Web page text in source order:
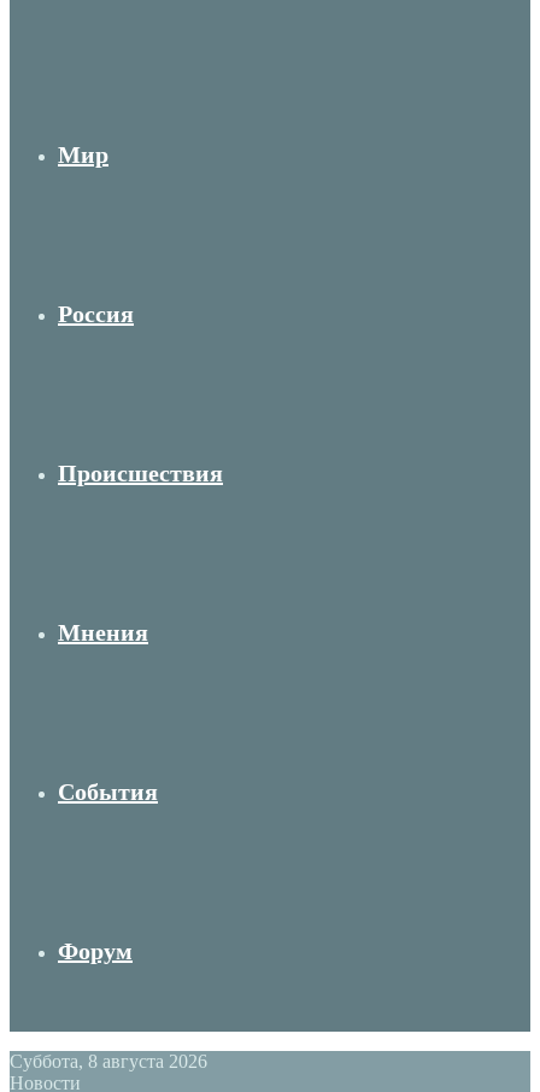
Мир
Россия
Происшествия
Мнения
События
Форум
Суббота, 8 августа 2026
Новости